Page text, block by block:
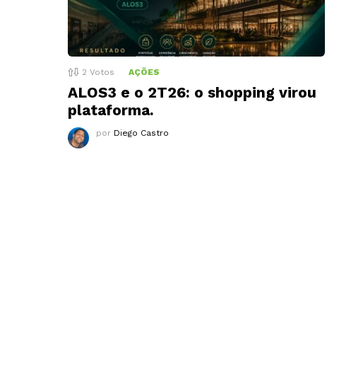
2 Votos AÇÕES
ALOS3 e o 2T26: o shopping virou
plataforma.
por Diego Castro